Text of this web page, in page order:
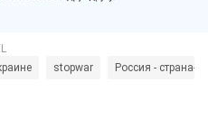
stopwar Россия - страна-